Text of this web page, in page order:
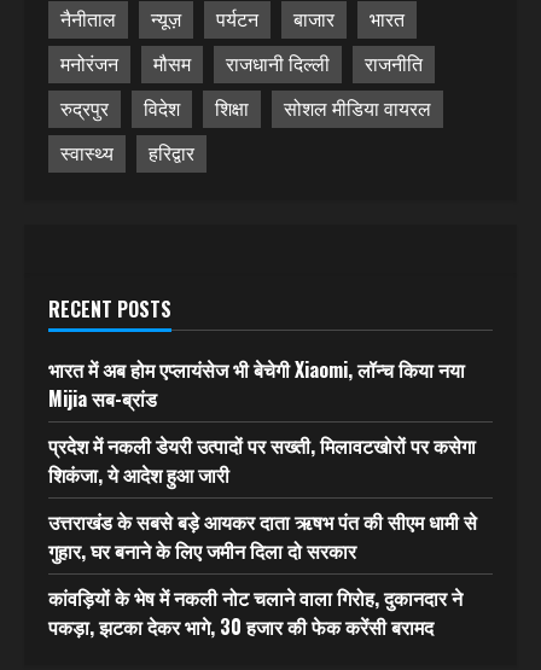
नैनीताल
न्यूज़ पर्यटन बाजार
भारत
मनोरंजन
मौसम राजधानी दिल्ली
राजनीति
रुद्रपुर
विदेश शिक्षा
सोशल मीडिया वायरल
स्वास्थ्य
हरिद्वार
RECENT POSTS
भारत में अब होम एप्लायंसेज भी बेचेगी Xiaomi, लॉन्च किया नया
Mijia सब-ब्रांड
प्रदेश में नकली डेयरी उत्पादों पर सख्ती, मिलावटखोरों पर कसेगा
शिकंजा, ये आदेश हुआ जारी
उत्तराखंड के सबसे बड़े आयकर दाता ऋषभ पंत की सीएम धामी से
गुहार, घर बनाने के लिए जमीन दिला दो सरकार
कांवड़ियों के भेष में नकली नोट चलाने वाला गिरोह, दुकानदार ने
पकड़ा, झटका देकर भागे, 30 हजार की फेक करेंसी बरामद